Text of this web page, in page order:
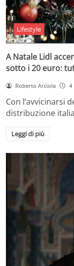
Lifestyle
A Natale Lidl
sotto i 20 euro:
Roberto Arciola 4
Con l’avvicinarsi
distribuzione
Leggi di più